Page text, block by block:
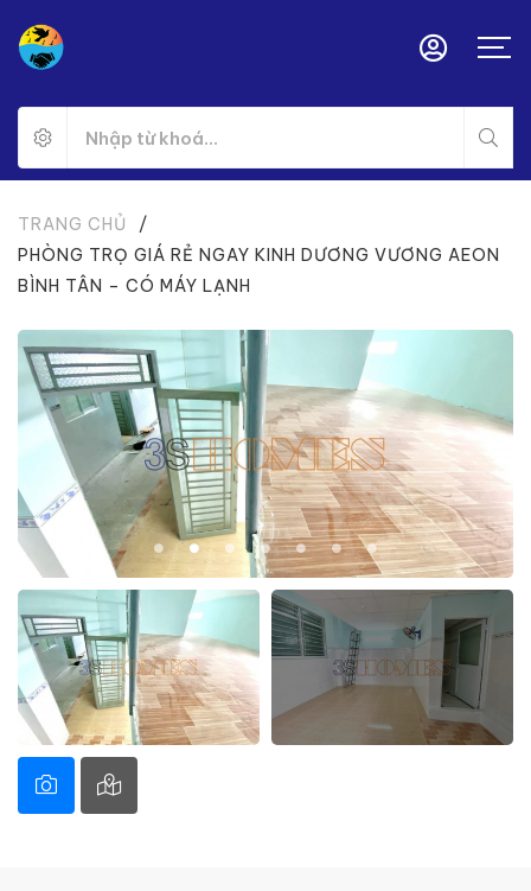
TRANG CHỦ
/
PHÒNG TRỌ GIÁ RẺ NGAY KINH DƯƠNG VƯƠNG AEON
BÌNH TÂN – CÓ MÁY LẠNH